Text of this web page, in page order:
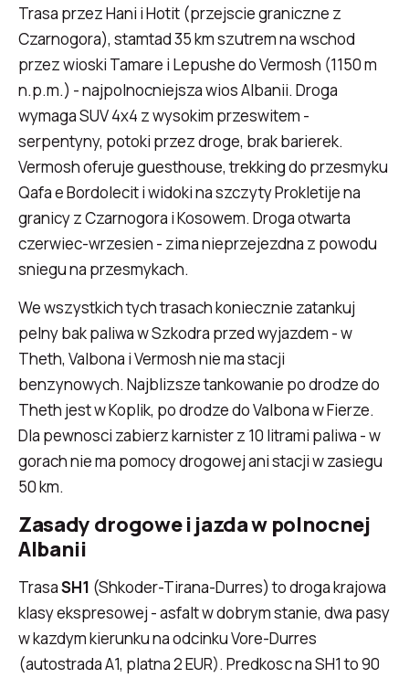
Trasa przez Hani i Hotit (przejscie graniczne z
Czarnogora), stamtad 35 km szutrem na wschod
przez wioski Tamare i Lepushe do Vermosh (1150 m
n.p.m.) - najpolnocniejsza wios Albanii. Droga
wymaga SUV 4x4 z wysokim przeswitem -
serpentyny, potoki przez droge, brak barierek.
Vermosh oferuje guesthouse, trekking do przesmyku
Qafa e Bordolecit i widoki na szczyty Prokletije na
granicy z Czarnogora i Kosowem. Droga otwarta
czerwiec-wrzesien - zima nieprzejezdna z powodu
sniegu na przesmykach.
We wszystkich tych trasach koniecznie zatankuj
pelny bak paliwa w Szkodra przed wyjazdem - w
Theth, Valbona i Vermosh nie ma stacji
benzynowych. Najblizsze tankowanie po drodze do
Theth jest w Koplik, po drodze do Valbona w Fierze.
Dla pewnosci zabierz karnister z 10 litrami paliwa - w
gorach nie ma pomocy drogowej ani stacji w zasiegu
50 km.
Zasady drogowe i jazda w polnocnej
Albanii
TrasaSH1 (Shkoder-Tirana-Durres) to droga krajowa
klasy ekspresowej - asfalt w dobrym stanie, dwa pasy
w kazdym kierunku na odcinku Vore-Durres
(autostrada A1, platna 2 EUR). Predkosc na SH1 to 90